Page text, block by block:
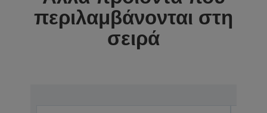
περιλαμβάνονται στη
σειρά